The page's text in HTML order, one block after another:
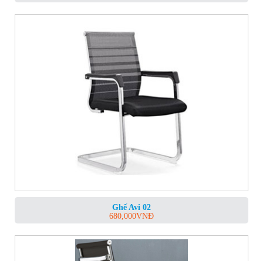
Ghế Avi 02
680,000VNĐ